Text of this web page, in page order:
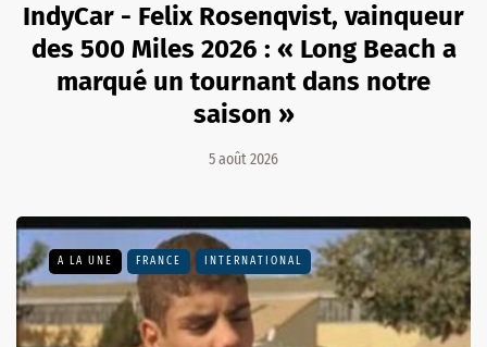
IndyCar - Felix Rosenqvist, vainqueur
des 500 Miles 2026 : « Long Beach a
marqué un tournant dans notre
saison »
5 août 2026
A LA UNE FRANCE INTERNATIONAL